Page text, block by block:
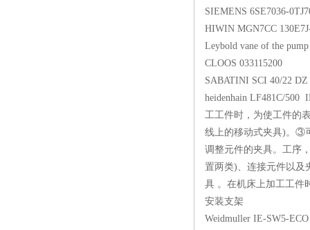
SIEMENS
HIWIN MGN7CC
Leybold vane of the
CLOOS
SABATINI SCI 40/
heidenhain LF481C/
工工件时，为使工件的
线上的移动式夹具)。③
调整元件的夹具。工序
置两类)、连接元件以及
具 。在机床上加工工件
安装支架
Weidmuller IE-